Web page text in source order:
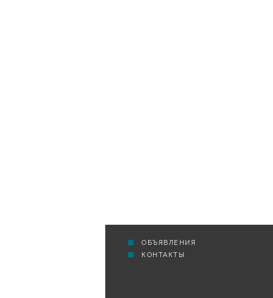
ОБЪЯВЛЕНИЯ
КОНТАКТЫ